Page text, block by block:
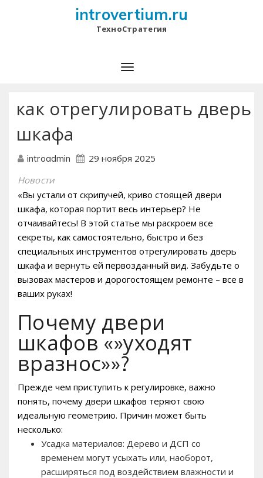
introvertium.ru
ТехноСтратегия
как отрегулировать дверь
шкафа
introadmin 29 ноября 2025
Новости
«Вы устали от скрипучей, криво стоящей двери
шкафа, которая портит весь интерьер? Не
отчаивайтесь! В этой статье мы раскроем все
секреты, как самостоятельно, быстро и без
специальных инструментов отрегулировать дверь
шкафа и вернуть ей первозданный вид. Забудьте о
вызовах мастеров и дорогостоящем ремонте – все в
ваших руках!
Почему двери
шкафов «»уходят
вразнос»»?
Прежде чем приступить к регулировке, важно
понять, почему двери шкафов теряют свою
идеальную геометрию. Причин может быть
несколько:
Усадка материалов: Дерево и ДСП со
временем могут усыхать или, наоборот,
расширяться под воздействием влажности и